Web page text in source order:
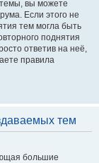
вы можете
Если этого не
тем могла быть
поднятия
ответив на неё,
правила
тем
большие